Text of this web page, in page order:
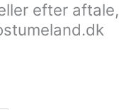
efter aftale,